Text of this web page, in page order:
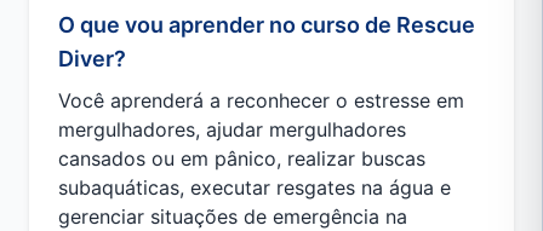
O que vou aprender no curso de Rescue
Diver?
Você aprenderá a reconhecer o estresse em
mergulhadores, ajudar mergulhadores
cansados ou em pânico, realizar buscas
subaquáticas, executar resgates na água e
gerenciar situações de emergência na